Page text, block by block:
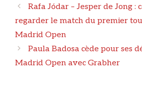
Navigation
des
articles
Rafa Jódar – Jesper de Jong :
regarder le match du premier
Madrid Open
Paula Badosa cède pour ses
Madrid Open avec Grabher